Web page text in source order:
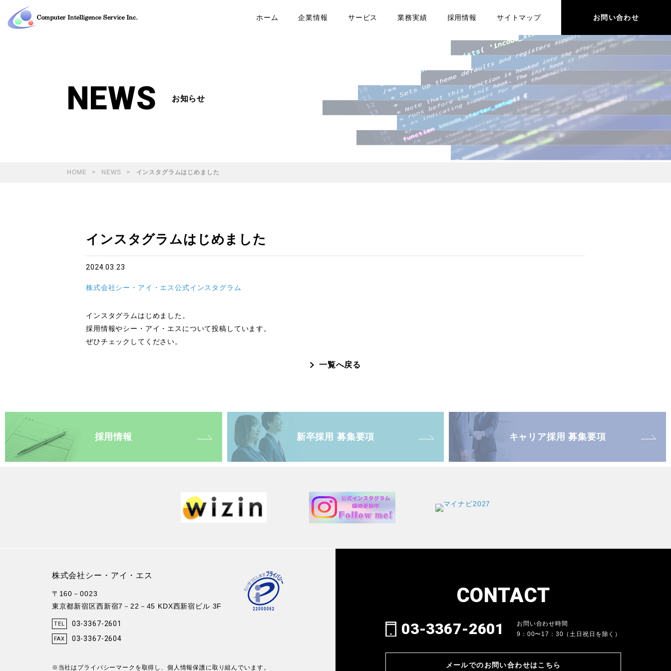
ホーム 企業情報 サービス 業務実績 採用情報 サイトマップ お問い合わせ
NEWS お知らせ
HOME NEWS インスタグラムはじめました
インスタグラムはじめました
2024.03.23
株式会社シー・アイ・エス公式インスタグラム
インスタグラムはじめました。
採用情報やシー・アイ・エスについて投稿しています。
ぜひチェックしてください。
一覧へ戻る
採用情報 新卒採用 募集要項 キャリア採用 募集要項
株式会社シー・アイ・エス
〒160－0023
東京都新宿区西新宿7－22－45 KDX西新宿ビル 3F
TEL 03-3367-2601
FAX 03-3367-2604
※当社はプライバシーマークを取得し、個人情報保護に取り組んでいます。
CONTACT
03-3367-2601
お問い合わせ時間
9：00〜17：30（土日祝日を除く）
メールでのお問い合わせはこちら